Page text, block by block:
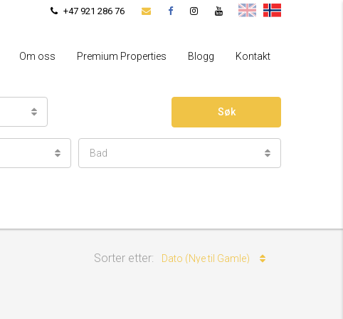
+47 921 286 76
Om oss Premium Properties Blogg Kontakt
Søk
Bad
Sorter etter: Dato (Nye til Gamle)